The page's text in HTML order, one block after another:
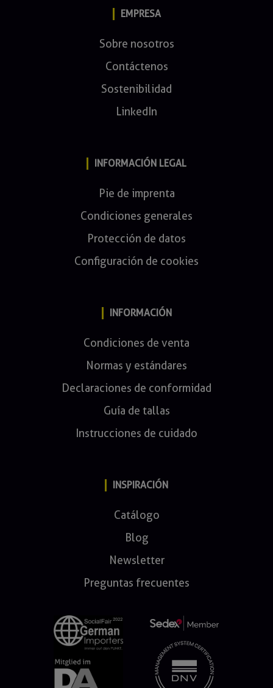
EMPRESA
Sobre nosotros
Contáctenos
Sostenibilidad
LinkedIn
INFORMACIÓN LEGAL
Pie de imprenta
Condiciones generales
Protección de datos
Configuración de cookies
INFORMACIÓN
Condiciones de venta
Normas y estándares
Declaraciones de conformidad
Guía de tallas
Instrucciones de cuidado
INSPIRACIÓN
Catálogo
Blog
Newsletter
Preguntas frecuentes